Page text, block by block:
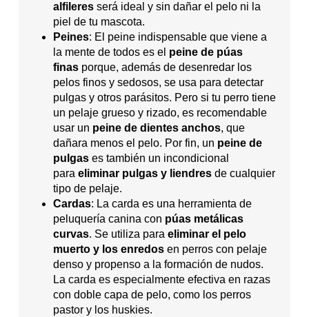
alfileresserá ideal y sin dañar el pelo ni la
piel de tu mascota.
Peines: El peine indispensable que viene a
la mente de todos es el peine de púas
finasporque, además de desenredar los
pelos finos y sedosos, se usa para detectar
pulgas y otros parásitos. Pero si tu perro tiene
un pelaje grueso y rizado, es recomendable
usar un peine de dientes anchos, que
dañara menos el pelo. Por fin, un peine de
pulgases también un incondicional
para eliminar pulgas y liendresde cualquier
tipo de pelaje.
Cardas: La carda es una herramienta de
peluquería canina con púas metálicas
curvas. Se utiliza para eliminar el pelo
muerto y los enredosen perros con pelaje
denso y propenso a la formación de nudos.
La carda es especialmente efectiva en razas
con doble capa de pelo, como los perros
pastor y los huskies.